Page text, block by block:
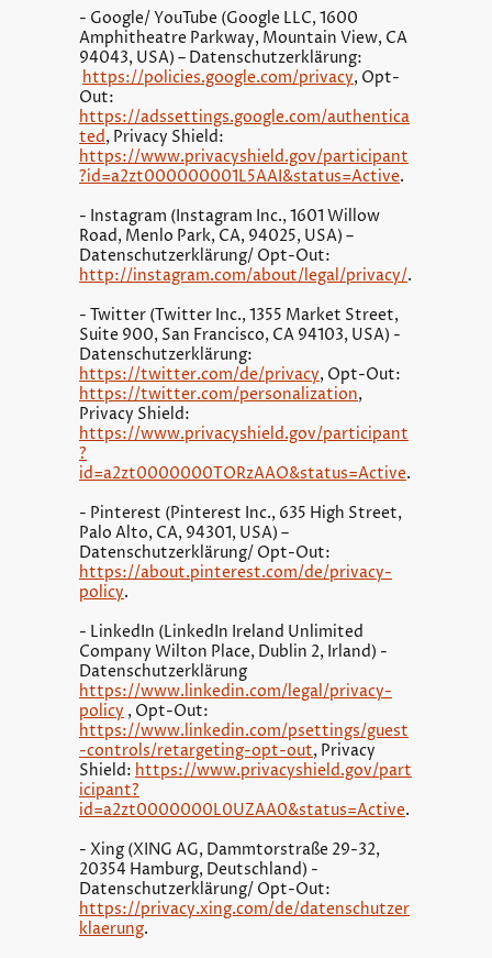
- Google/ YouTube (Google LLC, 1600
Amphitheatre Parkway, Mountain View, CA
94043, USA) – Datenschutzerklärung:
https://policies.google.com/privacy, Opt-
Out:
https://adssettings.google.com/authentica
ted, Privacy Shield:
https://www.privacyshield.gov/participant
?id=a2zt000000001L5AAI&status=Active.
- Instagram (Instagram Inc., 1601 Willow
Road, Menlo Park, CA, 94025, USA) –
Datenschutzerklärung/ Opt-Out:
http://instagram.com/about/legal/privacy/.
- Twitter (Twitter Inc., 1355 Market Street,
Suite 900, San Francisco, CA 94103, USA) -
Datenschutzerklärung:
https://twitter.com/de/privacy, Opt-Out:
https://twitter.com/personalization,
Privacy Shield:
https://www.privacyshield.gov/participant
?
id=a2zt0000000TORzAAO&status=Active.
- Pinterest (Pinterest Inc., 635 High Street,
Palo Alto, CA, 94301, USA) –
Datenschutzerklärung/ Opt-Out:
https://about.pinterest.com/de/privacy-
policy.
- LinkedIn (LinkedIn Ireland Unlimited
Company Wilton Place, Dublin 2, Irland) -
Datenschutzerklärung
https://www.linkedin.com/legal/privacy-
policy , Opt-Out:
https://www.linkedin.com/psettings/guest
-controls/retargeting-opt-out, Privacy
Shield: https://www.privacyshield.gov/part
icipant?
id=a2zt0000000L0UZAA0&status=Active.
- Xing (XING AG, Dammtorstraße 29-32,
20354 Hamburg, Deutschland) -
Datenschutzerklärung/ Opt-Out:
https://privacy.xing.com/de/datenschutzer
klaerung.